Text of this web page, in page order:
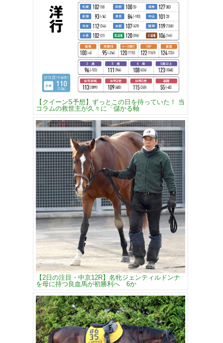
【クイーンS予想】ずっとこの日を待っていた！ 当
コラムの救世主が久々に「儲かる軸
【2日の注目・中京12R】名牝ジェンティルドンナ
を母に持つ良血馬が初勝利へ 6か